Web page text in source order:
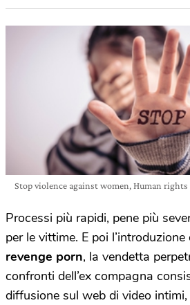
Stop violence against women, Human rights
Processi più rapidi, pene più
per le vittime. E poi
revenge porn, la vendetta
confronti dell’ex compagna
diffusione sul web di video intimi,